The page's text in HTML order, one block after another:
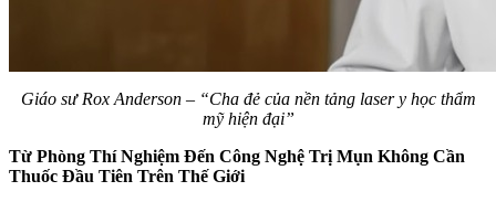
Giáo sư Rox Anderson – “Cha đẻ của nền tảng laser y học thẩm
mỹ hiện đại”
Từ Phòng Thí Nghiệm Đến Công Nghệ Trị Mụn Không Cần
Thuốc Đầu Tiên Trên Thế Giới